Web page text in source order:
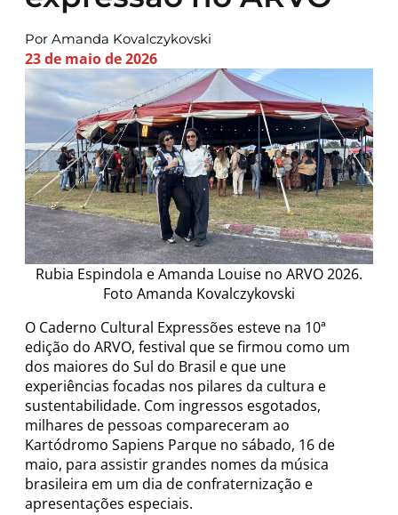
Por Amanda Kovalczykovski
23 de maio de 2026
Rubia Espindola e Amanda Louise no ARVO 2026.
Foto Amanda Kovalczykovski
O Caderno Cultural Expressões esteve na 10ª
edição do ARVO, festival que se firmou como um
dos maiores do Sul do Brasil e que une
experiências focadas nos pilares da cultura e
sustentabilidade. Com ingressos esgotados,
milhares de pessoas compareceram ao
Kartódromo Sapiens Parque no sábado, 16 de
maio, para assistir grandes nomes da música
brasileira em um dia de confraternização e
apresentações especiais.